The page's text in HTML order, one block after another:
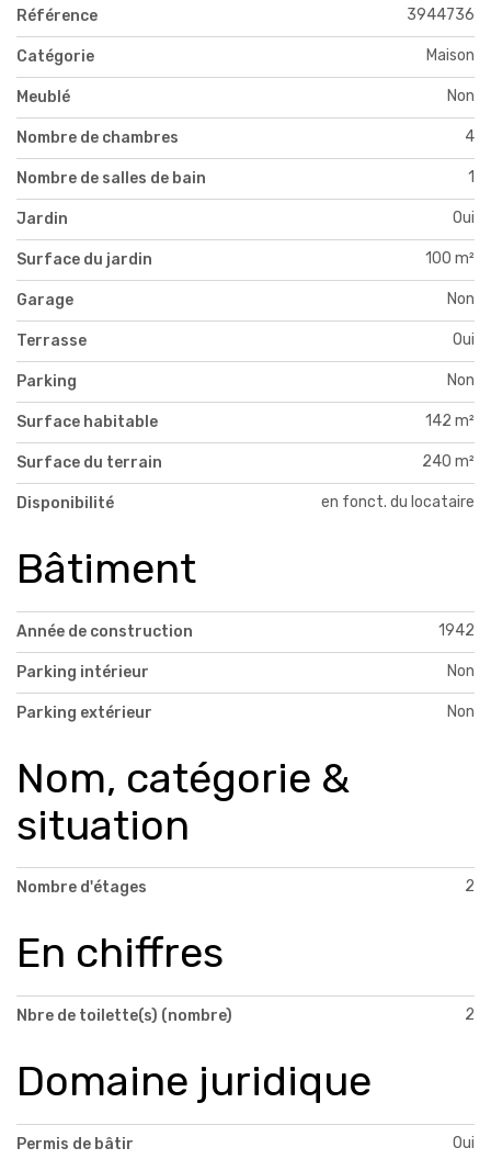
Référence 3944736
Catégorie Maison
Meublé Non
Nombre de chambres 4
Nombre de salles de bain 1
Jardin Oui
Surface du jardin 100 m²
Garage Non
Terrasse Oui
Parking Non
Surface habitable 142 m²
Surface du terrain 240 m²
Disponibilité en fonct. du locataire
Bâtiment
Année de construction 1942
Parking intérieur Non
Parking extérieur Non
Nom, catégorie &
situation
Nombre d'étages 2
En chiffres
Nbre de toilette(s) (nombre) 2
Domaine juridique
Permis de bâtir Oui